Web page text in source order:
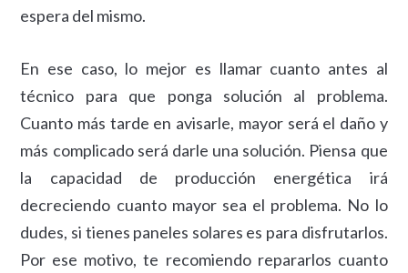
espera del mismo.
En ese caso, lo mejor es llamar cuanto antes al
técnico para que ponga solución al problema.
Cuanto más tarde en avisarle, mayor será el daño y
más complicado será darle una solución. Piensa que
la capacidad de producción energética irá
decreciendo cuanto mayor sea el problema. No lo
dudes, si tienes paneles solares es para disfrutarlos.
Por ese motivo, te recomiendo repararlos cuanto